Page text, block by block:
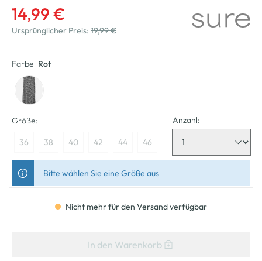
14,99 €
Ursprünglicher Preis: 19,99 €
Farbe Rot
Größe:
36 38 40 42 44 46
Anzahl:
Bitte wählen Sie eine Größe aus
Nicht mehr für den Versand verfügbar
In den Warenkorb